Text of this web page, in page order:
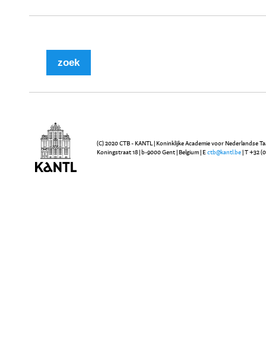
(C) 2020 CTB - KANTL | Koninklijke Academie voor Nederlandse
Koningstraat 18 | b-9000 Gent | Belgium | E ctb@kantl.be | T +32